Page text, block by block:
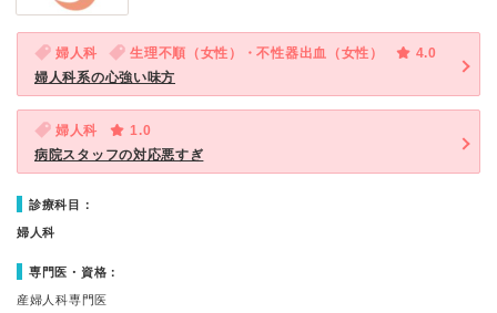
婦人科 生理不順（女性）・不性器出血（女性）
4.0
婦人科系の心強い味方
婦人科
1.0
病院スタッフの対応悪すぎ
診療科目：
婦人科
専門医・資格：
産婦人科専門医